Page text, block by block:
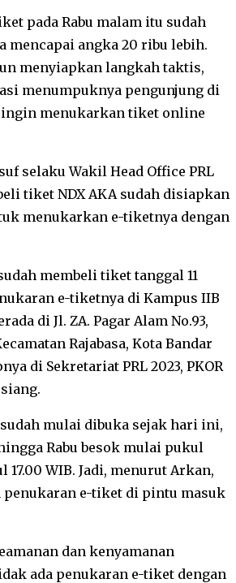
pada Rabu malam itu sudah
mencapai angka 20 ribu lebih.
menyiapkan langkah taktis,
menumpuknya pengunjung di
menukarkan tiket online
selaku Wakil Head Office PRL
tiket NDX AKA sudah disiapkan
menukarkan e-tiketnya dengan
membeli tiket tanggal 11
e-tiketnya di Kampus IIB
di Jl. ZA. Pagar Alam No.93,
Rajabasa, Kota Bandar
di Sekretariat PRL 2023, PKOR
mulai dibuka sejak hari ini,
Rabu besok mulai pukul
WIB. Jadi, menurut Arkan,
penukaran e-tiket di pintu masuk
dan kenyamanan
ada penukaran e-tiket dengan